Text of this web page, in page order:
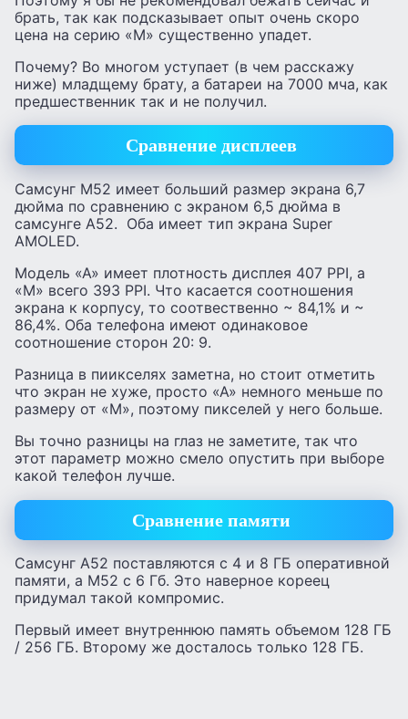
брать, так как подсказывает опыт очень скоро
цена на серию «М» существенно упадет.
Почему? Во многом уступает (в чем расскажу
ниже) младщему брату, а батареи на 7000 мча, как
предшественник так и не получил.
Сравнение дисплеев
Самсунг М52 имеет больший размер экрана 6,7
дюйма по сравнению с экраном 6,5 дюйма в
самсунге А52. Оба имеет тип экрана Super
AMOLED.
Модель «А» имеет плотность дисплея 407 PPI, а
«М» всего 393 PPI. Что касается соотношения
экрана к корпусу, то соотвественно ~ 84,1% и ~
86,4%. Оба телефона имеют одинаковое
соотношение сторон 20: 9.
Разница в пиикселях заметна, но стоит отметить
что экран не хуже, просто «А» немного меньше по
размеру от «М», поэтому пикселей у него больше.
Вы точно разницы на глаз не заметите, так что
этот параметр можно смело опустить при выборе
какой телефон лучше.
Сравнение памяти
Самсунг А52 поставляются с 4 и 8 ГБ оперативной
памяти, а М52 с 6 Гб. Это наверное кореец
придумал такой компромис.
Первый имеет внутреннюю память объемом 128 ГБ
/ 256 ГБ. Второму же досталось только 128 ГБ.